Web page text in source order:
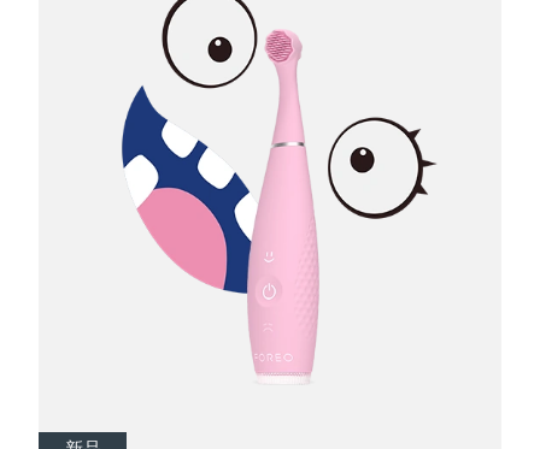
預計送達日期
沙烏地阿拉伯 預計送達日期